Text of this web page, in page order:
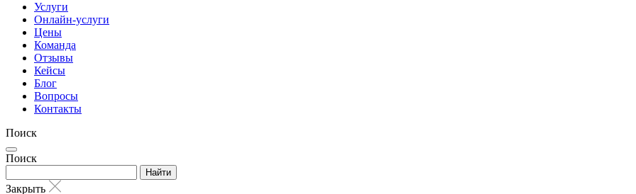
Услуги
Онлайн-услуги
Цены
Команда
Отзывы
Кейсы
Блог
Вопросы
Контакты
Поиск
Поиск
Найти
Закрыть